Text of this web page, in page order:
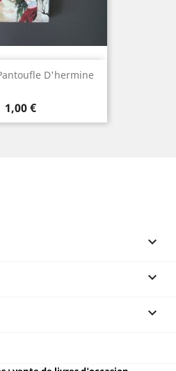
D'hermine
Prix
1,00 €


